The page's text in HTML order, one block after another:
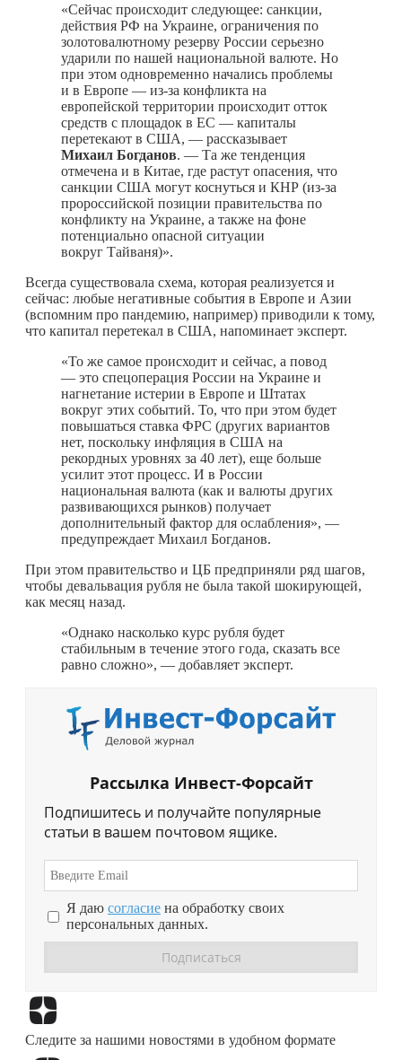
«Сейчас происходит следующее: санкции,
действия РФ на Украине, ограничения по
золотовалютному резерву России серьезно
ударили по нашей национальной валюте. Но
при этом одновременно начались проблемы
и в Европе — из-за конфликта на
европейской территории происходит отток
средств с площадок в ЕС — капиталы
перетекают в США, — рассказывает
Михаил Богданов. — Та же тенденция
отмечена и в Китае, где растут опасения, что
санкции США могут коснуться и КНР (из-за
пророссийской позиции правительства по
конфликту на Украине, а также на фоне
потенциально опасной ситуации
вокруг Тайваня)».
Всегда существовала схема, которая реализуется и
сейчас: любые негативные события в Европе и Азии
(вспомним про пандемию, например) приводили к тому,
что капитал перетекал в США, напоминает эксперт.
«То же самое происходит и сейчас, а повод
— это спецоперация России на Украине и
нагнетание истерии в Европе и Штатах
вокруг этих событий. То, что при этом будет
повышаться ставка ФРС (других вариантов
нет, поскольку инфляция в США на
рекордных уровнях за 40 лет), еще больше
усилит этот процесс. И в России
национальная валюта (как и валюты других
развивающихся рынков) получает
дополнительный фактор для ослабления», —
предупреждает Михаил Богданов.
При этом правительство и ЦБ предприняли ряд шагов,
чтобы девальвация рубля не была такой шокирующей,
как месяц назад.
«Однако насколько курс рубля будет
стабильным в течение этого года, сказать все
равно сложно», — добавляет эксперт.
Рассылка Инвест-Форсайт
Подпишитесь и получайте популярные
статьи в вашем почтовом ящике.
Я даю согласие на обработку своих
персональных данных.
Следите за нашими новостями в удобном формате